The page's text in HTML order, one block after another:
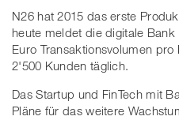
N26 hat 2015 das erste
heute meldet die digitale
Euro Transaktionsvolumen
2'500 Kunden täglich.
Das Startup und FinTech mit
Pläne für das weitere